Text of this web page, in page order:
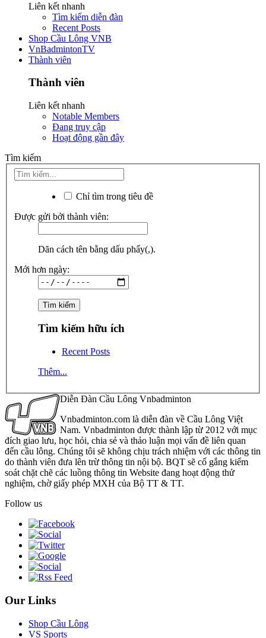
Liên kết nhanh
Tìm kiếm diễn đàn
Recent Posts
Shop Cầu Lông VNB
VnBadmintonTV
Thành viên
Thành viên
Liên kết nhanh
Notable Members
Đang truy cập
Hoạt động gần đây
Tìm kiếm
Chỉ tìm trong tiêu đề
Được gửi bởi thành viên:
Dãn cách tên bằng dấu phẩy(,).
Mới hơn ngày:
Tìm kiếm hữu ích
Recent Posts
Thêm...
Diễn Đàn Cầu Lông Vnbadminton
Vnbadminton.com là diễn đàn về Cầu Lông Việt
Nam. Vnbadminton được thành lập từ 2012 với mục
đích giao lưu, học hỏi, chia sẻ và thảo luận mọi vấn đề liên quan
đến cầu lông. Chúng tôi sẽ không chịu trách nhiệm với các thông tin
do thành viên đưa lên trừ thông tin nội bộ. BQT sẽ cố gắng kiểm
soát chặt chẽ các luồng thông tin Website đang hoạt động thử
nghiệm, chờ giấy phép MXH của Bộ TT & TT.
Follow us
Our Links
Shop Cầu Lông
VS Sports